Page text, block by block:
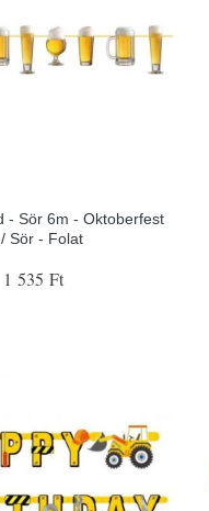
- Sör 6m - Oktoberfest
/ Sör - Folat
1 535 Ft